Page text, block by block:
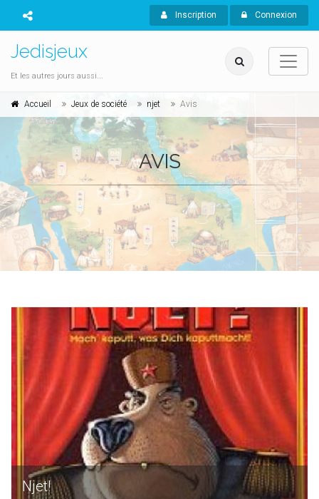
Inscription Connexion
Jedisjeux
Et les autres jours aussi...
Accueil Jeux de société njet Avis
AVIS
Njet!